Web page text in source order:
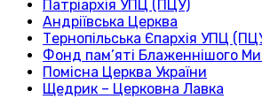
Патріархія УПЦ (ПЦУ)
Андріївська Церква
Тернопільська Єпархія УПЦ
Фонд пам’яті Блаженнішого
Помісна Церква України
Щедрик – Церковна Лавка